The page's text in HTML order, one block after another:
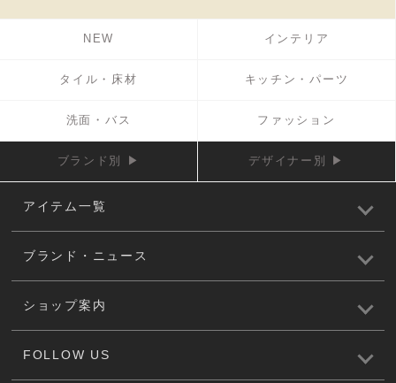
NEW インテリア
タイル・床材 キッチン・パーツ
洗面・バス ファッション
ブランド別 ▶ デザイナー別 ▶
アイテム一覧
ブランド・ニュース
ショップ案内
FOLLOW US